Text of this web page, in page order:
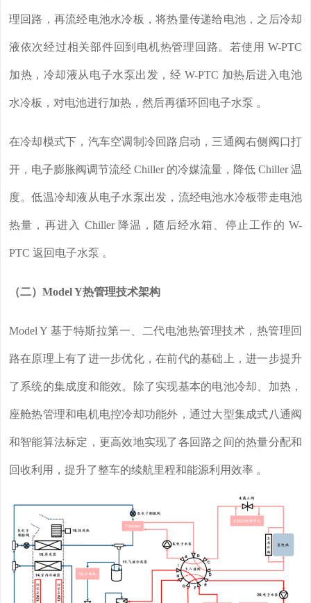
理回路，再流经电池水冷板，将热量传递给电池，之后冷却
液依次经过相关部件回到电机热管理回路。若使用 W-PTC
加热，冷却液从电子水泵出发，经 W-PTC 加热后进入电池
水冷板，对电池进行加热，然后再循环回电子水泵 。
在冷却模式下，汽车空调制冷回路启动，三通阀右侧阀口打
开，电子膨胀阀调节流经 Chiller 的冷媒流量，降低 Chiller 温
度。低温冷却液从电子水泵出发，流经电池水冷板带走电池
热量，再进入 Chiller 降温，随后经水箱、停止工作的 W-
PTC 返回电子水泵 。
（二）Model Y热管理技术架构
Model Y 基于特斯拉第一、二代电池热管理技术，热管理回
路在原理上有了进一步优化，在前代的基础上，进一步提升
了系统的集成度和能效。除了实现基本的电池冷却、加热，
座舱热管理和电机电控冷却功能外，通过大型集成式八通阀
和智能算法标定，更高效地实现了各回路之间的热量分配和
回收利用，提升了整车的续航里程和能源利用效率 。